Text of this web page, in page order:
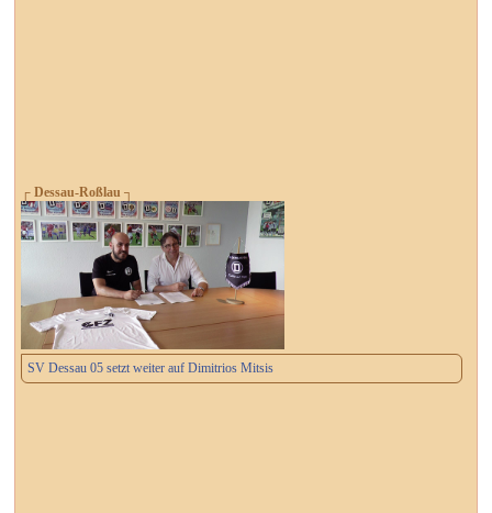
┌ Dessau-Roßlau ┐
SV Dessau 05 setzt weiter auf Dimitrios Mitsis